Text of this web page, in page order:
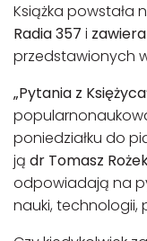
Książka powstała
Radia 357 i
przedstawionych
„Pytania z
poniedziałku do
ją dr Tomasz
odpowiadają na
nauki, technologii,